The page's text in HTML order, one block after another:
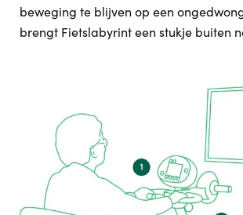
beweging te blijven op een
brengt Fietslabyrint een stukje buiten